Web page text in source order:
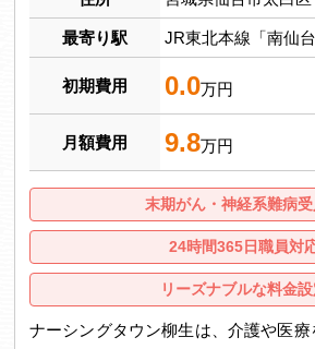
最寄り駅 JR東北本線「南仙
初期費用 0.0万円
月額費用 9.8万円
末期がん・神経系難病
24時間365日職員対
リーズナブルな料金設
ナーシングタウン柳生は、介護や医